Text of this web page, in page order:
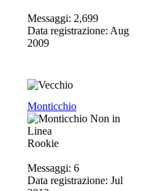
Messaggi: 2,699
Data registrazione: Aug
2009
Monticchio
Rookie
Messaggi: 6
Data registrazione: Jul